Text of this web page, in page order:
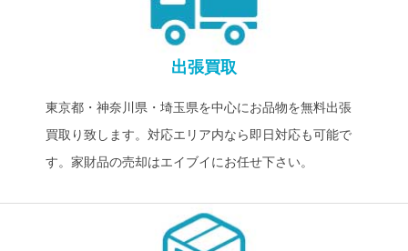
出張買取
東京都・神奈川県・埼玉県を中心にお品物を無料出張
買取り致します。対応エリア内なら即日対応も可能で
す。家財品の売却はエイブイにお任せ下さい。